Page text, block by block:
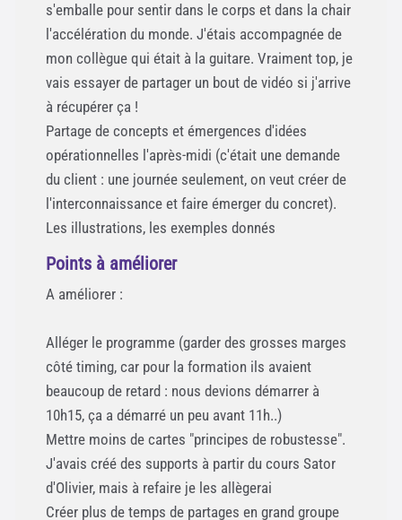
s'emballe pour sentir dans le corps et dans la chair
l'accélération du monde. J'étais accompagnée de
mon collègue qui était à la guitare. Vraiment top, je
vais essayer de partager un bout de vidéo si j'arrive
à récupérer ça !
Partage de concepts et émergences d'idées
opérationnelles l'après-midi (c'était une demande
du client : une journée seulement, on veut créer de
l'interconnaissance et faire émerger du concret).
Les illustrations, les exemples donnés
Points à améliorer
A améliorer :
Alléger le programme (garder des grosses marges
côté timing, car pour la formation ils avaient
beaucoup de retard : nous devions démarrer à
10h15, ça a démarré un peu avant 11h..)
Mettre moins de cartes "principes de robustesse".
J'avais créé des supports à partir du cours Sator
d'Olivier, mais à refaire je les allègerai
Créer plus de temps de partages en grand groupe